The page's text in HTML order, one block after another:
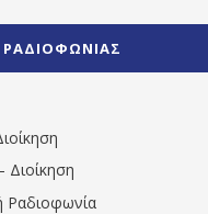
" artist="" ]
Διοίκηση
Ραδιοφωνία